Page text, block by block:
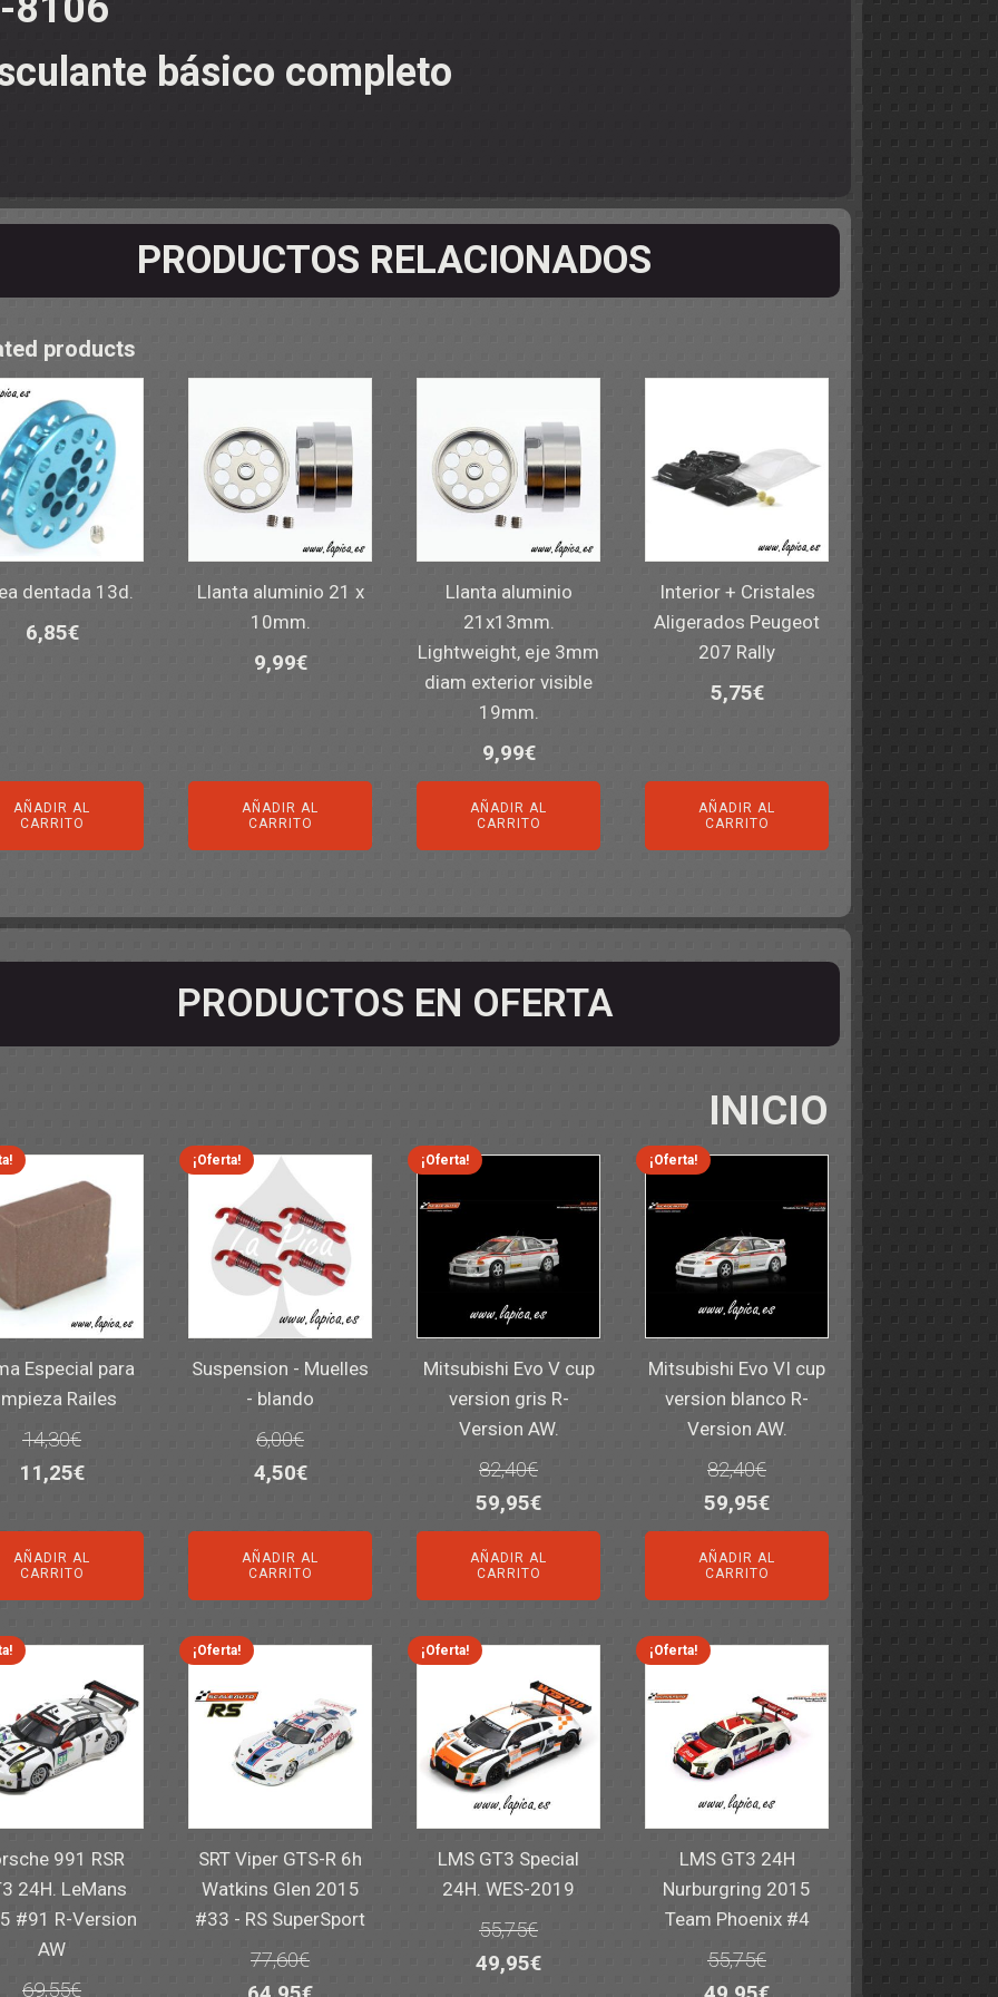
- SOPORTES
básico completo
PRODUCTOS RELACIONADOS
products
dentada 13d.
6,85€
AÑADIR AL
CARRITO
Llanta aluminio 21 x
10mm.
9,99€
AÑADIR AL
CARRITO
Llanta aluminio
21x13mm.
Lightweight, eje 3mm
diam exterior visible
19mm.
9,99€
AÑADIR AL
CARRITO
Interior + Cristales
Aligerados Peugeot
207 Rally
5,75€
AÑADIR AL
CARRITO
PRODUCTOS EN OFERTA
INICIO
Especial para
Railes
14,30€
El
original
era:
14,30€.
11,25€El
actual
11,25€.
AÑADIR AL
CARRITO
¡Oferta!
Suspension - Muelles
- blando
6,00€
El
original
era:
6,00€.
4,50€El
actual
es:
4,50€.
AÑADIR AL
CARRITO
¡Oferta!
Mitsubishi Evo V cup
version gris R-
Version AW.
82,40€
El
precio
original
era:
82,40€.
59,95€El
precio
actual
es:
AÑADIR AL
CARRITO
¡Oferta!
Mitsubishi Evo VI cup
version blanco R-
Version AW.
82,40€
El
precio
original
era:
82,40€.
59,95€El
precio
actual
es:
AÑADIR AL
CARRITO
991 RSR
24H. LeMans
#91 R-Version
AW
69,55€
¡Oferta!
SRT Viper GTS-R 6h
Watkins Glen 2015
#33 - RS SuperSport
77,60€
¡Oferta!
LMS GT3 Special
24H. WES-2019
55,75€
El
49,95€El
¡Oferta!
LMS GT3 24H
Nurburgring 2015
Team Phoenix #4
55,75€